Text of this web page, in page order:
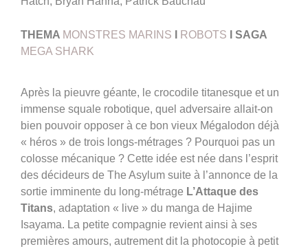
THEMA MONSTRES MARINS ROBOTS
SAGA
MEGA SHARK
Après la pieuvre géante, le crocodile titanesque et un
immense squale robotique, quel adversaire allait-on
bien pouvoir opposer à ce bon vieux Mégalodon déjà
« héros » de trois longs-métrages ? Pourquoi pas un
colosse mécanique ? Cette idée est née dans l’esprit
des décideurs de The Asylum suite à l’annonce de la
sortie imminente du long-métrage L’Attaque des
Titans, adaptation « live » du manga de Hajime
Isayama. La petite compagnie revient ainsi à ses
premières amours, autrement dit la photocopie à petit